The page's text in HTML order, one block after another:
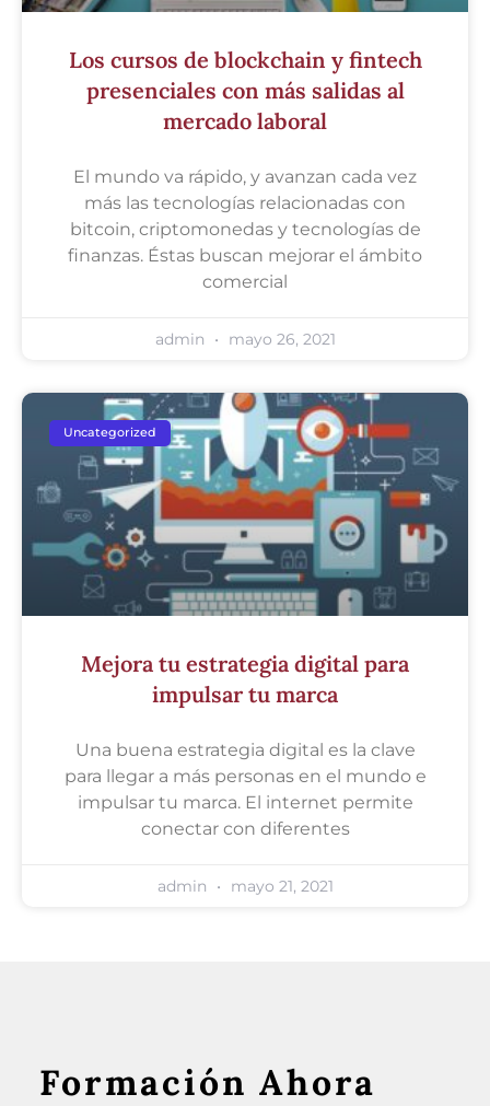
Los cursos de blockchain y fintech
presenciales con más salidas al
mercado laboral
El mundo va rápido, y avanzan cada vez
más las tecnologías relacionadas con
bitcoin, criptomonedas y tecnologías de
finanzas. Éstas buscan mejorar el ámbito
comercial
admin mayo 26, 2021
Uncategorized
Mejora tu estrategia digital para
impulsar tu marca
Una buena estrategia digital es la clave
para llegar a más personas en el mundo e
impulsar tu marca. El internet permite
conectar con diferentes
admin mayo 21, 2021
Formación Ahora